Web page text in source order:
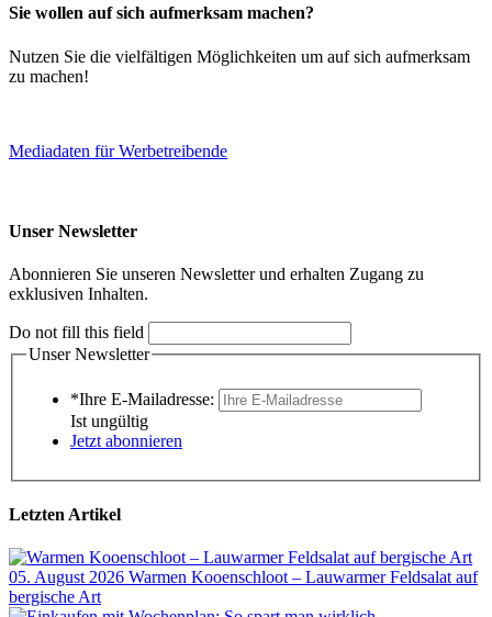
Sie wollen auf sich aufmerksam machen?
Nutzen Sie die vielfältigen Möglichkeiten um auf sich aufmerksam
zu machen!
Mediadaten für Werbetreibende
Unser Newsletter
Abonnieren Sie unseren Newsletter und erhalten Zugang zu
exklusiven Inhalten.
Do not fill this field
Unser Newsletter
*Ihre E-Mailadresse:
Ist ungültig
Jetzt abonnieren
Letzten Artikel
05. August 2026 Warmen Kooenschloot – Lauwarmer Feldsalat auf
bergische Art